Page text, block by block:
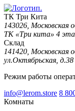
ТК Три Кита
143026, Московская
ТК «Три кита» 4
Склад
141420, Московская
ул.Октябрьская, д.38
Режим работы
info@lerom.store 8
Комнаты